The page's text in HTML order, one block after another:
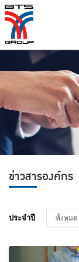
ข่าวสารองค์กร
ประจำปี ทั้งหมด